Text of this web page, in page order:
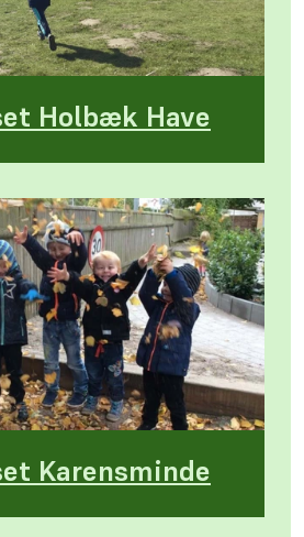
Holbæk Have
Karensminde